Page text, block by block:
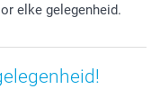
elke gelegenheid.